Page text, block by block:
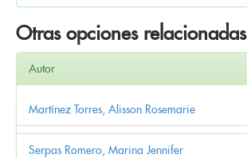
Otras opciones relacionadas
Autor
Martínez Torres, Alisson Rosemarie
Serpas Romero, Marina Jennifer